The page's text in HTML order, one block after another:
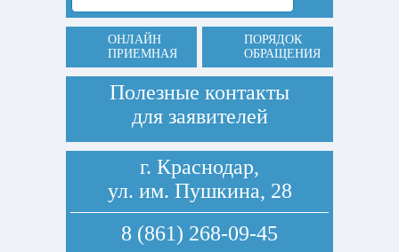
ОНЛАЙН
ПРИЕМНАЯ
ПОРЯДОК
ОБРАЩЕНИЯ
Полезные контакты
для заявителей
г. Краснодар,
ул. им. Пушкина, 28
8 (861) 268-09-45